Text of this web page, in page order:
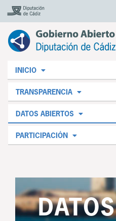
INICIO
TRANSPARENCIA
DATOS ABIERTOS
PARTICIPACIÓN
DATOS